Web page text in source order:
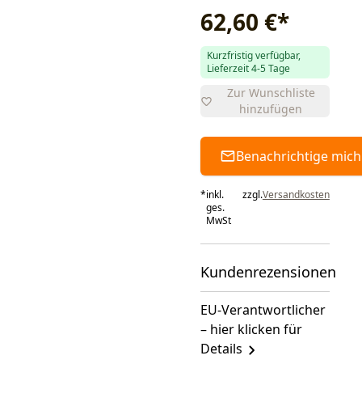
62,60 €*
Kurzfristig verfügbar,
Lieferzeit 4-5 Tage
Zur Wunschliste
hinzufügen
Benachrichtige mich
*inkl.
ges.
MwSt
zzgl.Versandkosten
Kundenrezensionen
EU-Verantwortlicher
– hier klicken für
Details